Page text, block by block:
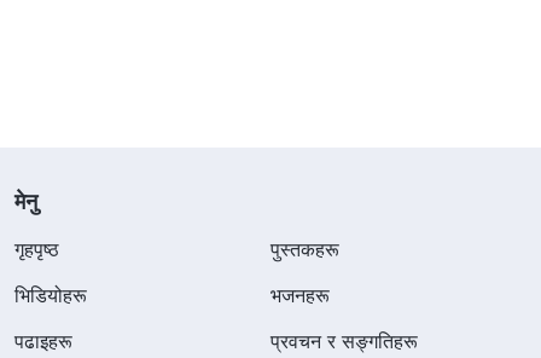
मेनु
गृहपृष्ठ
पुस्तकहरू
भिडियोहरू
भजनहरू
पढाइहरू
प्रवचन र सङ्गतिहरू